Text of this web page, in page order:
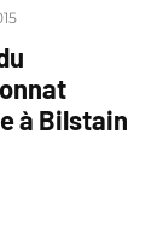
à Bilstain